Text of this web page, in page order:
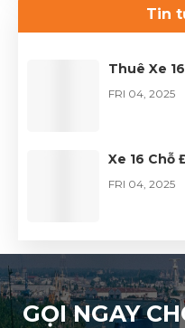
– Hành
FRI 04, 2026
Tin
Thuê Xe
FRI 04, 2025
Xe 16 Chỗ
FRI 04, 2025
GỌI NGAY